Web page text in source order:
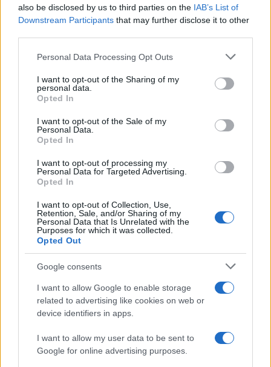
also be disclosed by us to third parties on the IAB’s List of
Downstream Participants that may further disclose it to other
Please note that this website/app uses one or more Google
not limited to your visit or usage behaviour. You may click to
grant or deny consent to Google and its third-party tags to
use your data for below specified purposes in below Google
consent section.
Personal Data Processing Opt Outs
I want to opt-out of the Sharing of my
personal data.
Opted In
I want to opt-out of the Sale of my
Personal Data.
Opted In
I want to opt-out of processing my
Personal Data for Targeted Advertising.
Opted In
I want to opt-out of Collection, Use,
Retention, Sale, and/or Sharing of my
Personal Data that Is Unrelated with the
Purposes for which it was collected.
Opted Out
Google consents
I want to allow Google to enable storage
related to advertising like cookies on web or
device identifiers in apps.
I want to allow my user data to be sent to
Google for online advertising purposes.
3Η Αγγελική Ηλιάδη περιγράφει το θαύμα
που έζησε και πώς είδε τον Χριστό μπροστά
μου»
Ο Γιάννης Φακίνος αποκάλυψε πώς έγινε
ερμηνεύει η Κατερίνα Λιόλιου
Σέρρες: Βίντεο ντοκουμέντο από το
οδηγός του φορτηγού κατέγραψε τη
σύγκρουση
Πιο σχολιασμένα
Έφυγαν οι συνεργάτες, μένει η Μαρία
Καρυστιανού - Η επόμενη μέρα για την
«Ελπίδα για τη Δημοκρατία»
Canadair 515: Οι πρώτες εικόνες από την
κατασκευή του αεροσκάφους που θα
επιχειρεί και τη νύχτα στα μέτωπα της
φωτιάς
Marfin: Η 46χρονη πήρε προθεσμία για
να απολογηθεί την Τρίτη – «Είναι αθώα,
συμμετείχε στη διαδήλωση όπως και
100.000 άτομα»
Μεταφορές χρημάτων: Πότε μπορεί να
θεωρηθούν δωρεές και να επιβληθεί